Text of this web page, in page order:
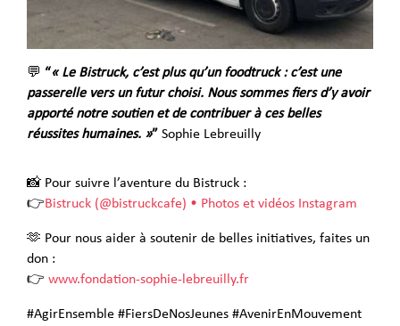
💬 “« Le Bistruck, c’est plus qu’un foodtruck : c’est une
passerelle vers un futur choisi. Nous sommes fiers d’y avoir
apporté notre soutien et de contribuer à ces belles
réussites humaines. »” Sophie Lebreuilly
📸 Pour suivre l’aventure du Bistruck :
👉Bistruck (@bistruckcafe) • Photos et vidéos Instagram
🫶 Pour nous aider à soutenir de belles initiatives, faites un
don :
👉 www.fondation-sophie-lebreuilly.fr
#AgirEnsemble #FiersDeNosJeunes #AvenirEnMouvement